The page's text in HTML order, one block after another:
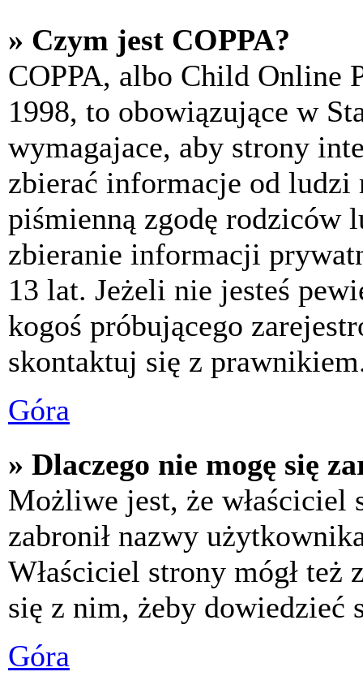
» Czym jest COPPA?
COPPA, albo Child Online
1998, to obowiązujące w
wymagajace, aby strony
zbierać informacje od
piśmienną zgodę rodziców
zbieranie informacji
13 lat. Jeżeli nie jesteś
kogoś próbującego
skontaktuj się z
Góra
» Dlaczego nie mogę się
Możliwe jest, że właściciel
zabronił nazwy
Właściciel strony mógł
się z nim, żeby dowiedzieć
Góra